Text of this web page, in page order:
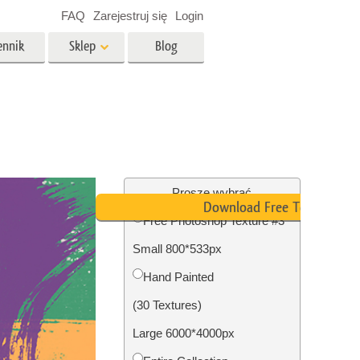
nieruchomości
Foto Przywracanie Usługi
Sklep
dla
Blog
FAQ Zarejestruj się Login
Proszę wybrać
Free Photoshop Texture #3
Small 800*533px
Hand Painted
(30 Textures)
Large 6000*4000px
Download Free Texture